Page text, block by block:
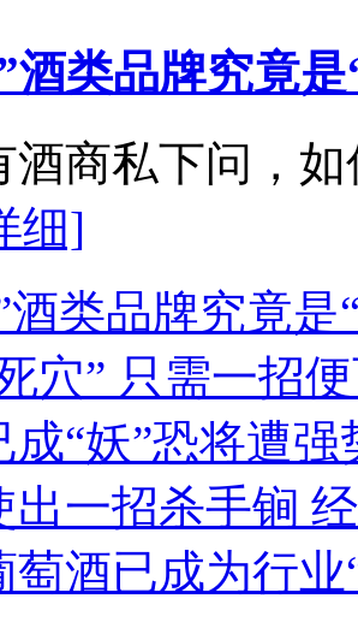
酒类品牌究竟是
酒商私下问，
细]
酒类品牌究竟是
穴” 只需一招
成“妖”恐将遭强
出一招杀手锏
萄酒已成为行